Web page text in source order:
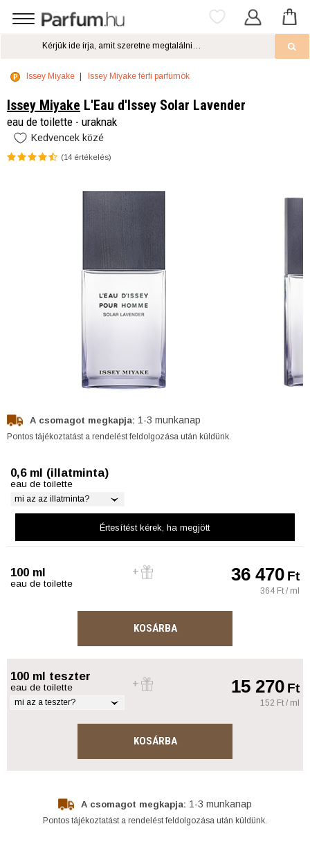
Issey Miyake Issey Miyake férfi parfümök
Issey Miyake L'Eau d'Issey Solar Lavender
eau de toilette - uraknak
Kedvencek közé
(14 értékelés)
A csomagot megkapja: 1-3 munkanap
Pontos tájékoztatást a rendelést feldolgozása után küldünk.
0,6 ml (illatminta)
eau de toilette
mi az az illatminta?
Értesítést kérek , ha megjött
100 ml
eau de toilette 36 470Ft
364 Ft / ml
KOSÁRBA
100 ml teszter
eau de toilette
mi az a teszter?
15 270Ft
152 Ft / ml
KOSÁRBA
A csomagot megkapja: 1-3 munkanap
Pontos tájékoztatást a rendelést feldolgozása után küldünk.